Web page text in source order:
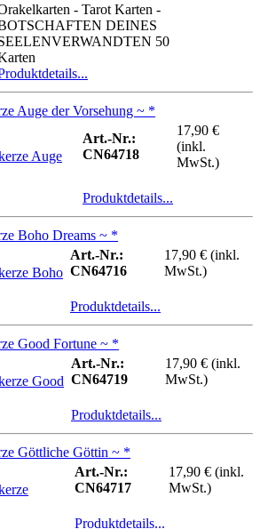
- Tarot Karten -
DEINES
50
Auge der Vorsehung ~ *
Art.-Nr.:
CN64718
17,90 €
(inkl.
MwSt.)
Produktdetails...
Boho Dreams ~ *
Art.-Nr.:
CN64716
17,90 € (inkl.
MwSt.)
Produktdetails...
Good Fortune ~ *
Art.-Nr.:
CN64719
17,90 € (inkl.
MwSt.)
Produktdetails...
Göttliche Göttin ~ *
Art.-Nr.:
CN64717
17,90 € (inkl.
MwSt.)
Produktdetails...